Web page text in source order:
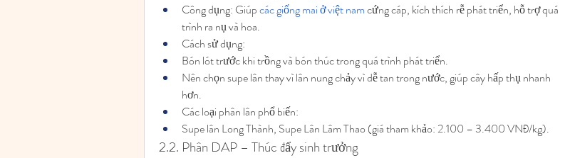
Công dụng: Giúp các giống mai ở việt nam cứng cáp, kích thích rễ phát triển, hỗ trợ quá
trình ra nụ và hoa.
Cách sử dụng:
Bón lót trước khi trồng và bón thúc trong quá trình phát triển.
Nên chọn supe lân thay vì lân nung chảy vì dễ tan trong nước, giúp cây hấp thụ nhanh
hơn.
Các loại phân lân phổ biến:
Supe lân Long Thành, Supe Lân Lâm Thao (giá tham khảo: 2.100 – 3.400 VNĐ/kg).
2.2. Phân DAP – Thúc đẩy sinh trưởng